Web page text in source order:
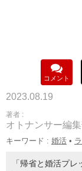
コメント
2023.08.19
著者 :
オトナンサー編
キーワード : 婚活 •
「帰省と婚活プ